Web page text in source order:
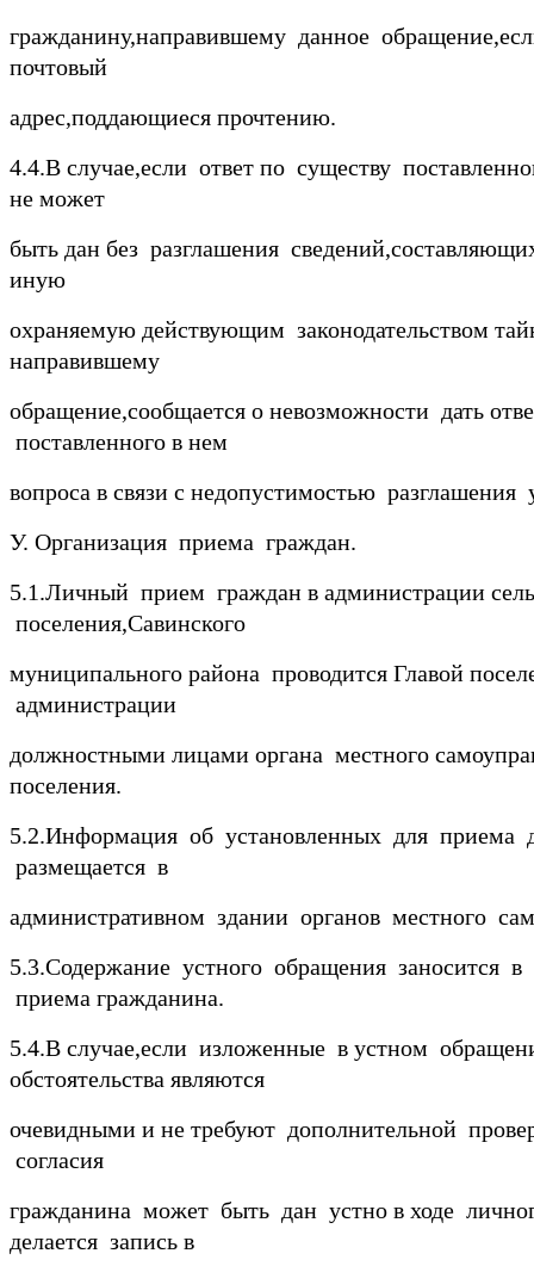
гражданину,направившему данное
почтовый
адрес,поддающиеся прочтению.
4.4.В случае,если ответ по существу
не может
быть дан без разглашения
иную
охраняемую действующим законодательством
направившему
обращение,сообщается о невозможности дать
поставленного в нем
вопроса в связи с недопустимостью
У. Организация приема граждан.
5.1.Личный прием граждан в администрации
поселения,Савинского
муниципального района проводится Главой
администрации
должностными лицами органа местного
поселения.
5.2.Информация об установленных для приема
размещается в
административном здании органов местного
5.3.Содержание устного обращения заносится в
приема гражданина.
5.4.В случае,если изложенные в устном
обстоятельства являются
очевидными и не требуют дополнительной
согласия
гражданина может быть дан устно в ходе
делается запись в